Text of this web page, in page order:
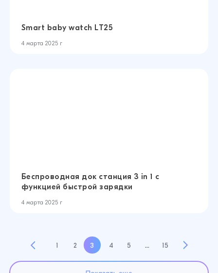
Smart baby watch LT25
4 марта 2025 г
Беспроводная док станция 3 in 1 с
функцией быстрой зарядки
4 марта 2025 г
1 2 3 4 5 … 15